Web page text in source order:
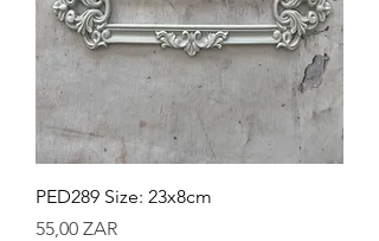
PED289 Size: 23x8cm
Preis
55,00 ZAR